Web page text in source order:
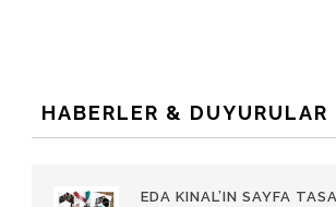
HABERLER & DUYURULAR
EDA KINAL’IN SAYFA